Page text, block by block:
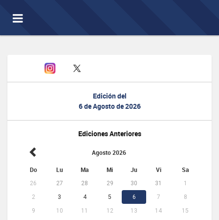
Toggle
navigation
Edición del
6 de Agosto de 2026
Ediciones Anteriores
Agosto 2026
Do Lu Ma Mi Ju Vi Sa
26 27 28 29 30 31
1
2
3 4 5 6 7
8
9
10 11 12 13 14
15